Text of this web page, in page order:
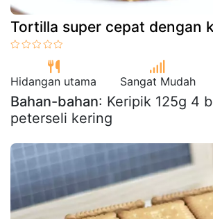
Tortilla super cepat dengan
Hidangan utama Sangat Mudah
Bahan-bahan: Keripik 125g 4
peterseli kering